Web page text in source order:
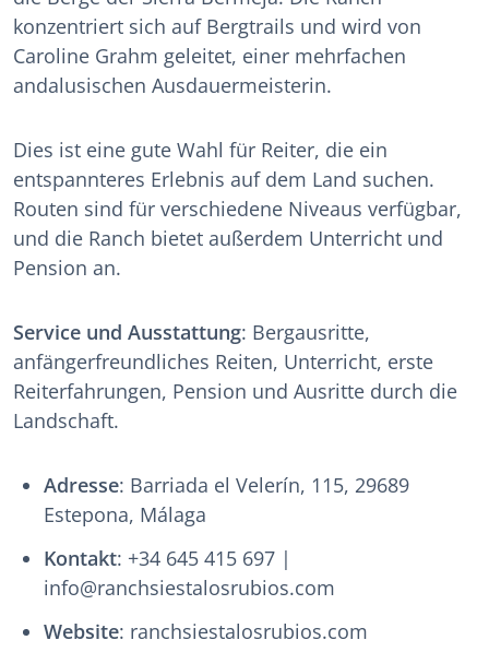
konzentriert sich auf Bergtrails und wird von
Caroline Grahm geleitet, einer mehrfachen
andalusischen Ausdauermeisterin.
Dies ist eine gute Wahl für Reiter, die ein
entspannteres Erlebnis auf dem Land suchen.
Routen sind für verschiedene Niveaus verfügbar,
und die Ranch bietet außerdem Unterricht und
Pension an.
Service und Ausstattung: Bergausritte,
anfängerfreundliches Reiten, Unterricht, erste
Reiterfahrungen, Pension und Ausritte durch die
Landschaft.
Adresse: Barriada el Velerín, 115, 29689
Estepona, Málaga
Kontakt: +34 645 415 697 |
info@ranchsiestalosrubios.com
Website: ranchsiestalosrubios.com